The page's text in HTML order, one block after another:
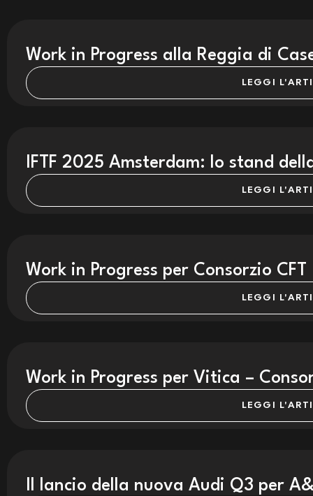
Work in Progress alla Reggia di
LEGGI
IFTF 2025 Amsterdam: lo stand
LEGGI
Work in Progress per Consorzio CFT
LEGGI
Work in Progress per Vitica –
LEGGI
Il lancio della nuova Audi Q3 per